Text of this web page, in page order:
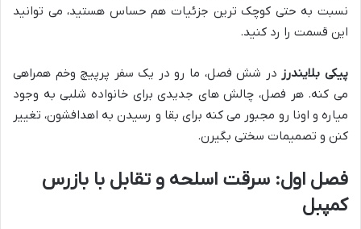
نسبت به حتی کوچک ترین جزئیات هم حساس هستید، می توانید
این قسمت را رد کنید.
پیکی بلایندرز در شش فصل، ما رو در یک سفر پرپیچ وخم همراهی
می کنه. هر فصل، چالش های جدیدی برای خانواده شلبی به وجود
میاره و اونا رو مجبور می کنه برای بقا و رسیدن به اهدافشون، تغییر
کنن و تصمیمات سختی بگیرن.
فصل اول: سرقت اسلحه و تقابل با بازرس
کمپبل